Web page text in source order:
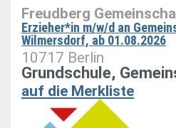
Freudberg
Erzieher*in m/w/d an
Wilmersdorf, ab 01.08.2026
10717 Berlin
Grundschule,
auf die Merkliste